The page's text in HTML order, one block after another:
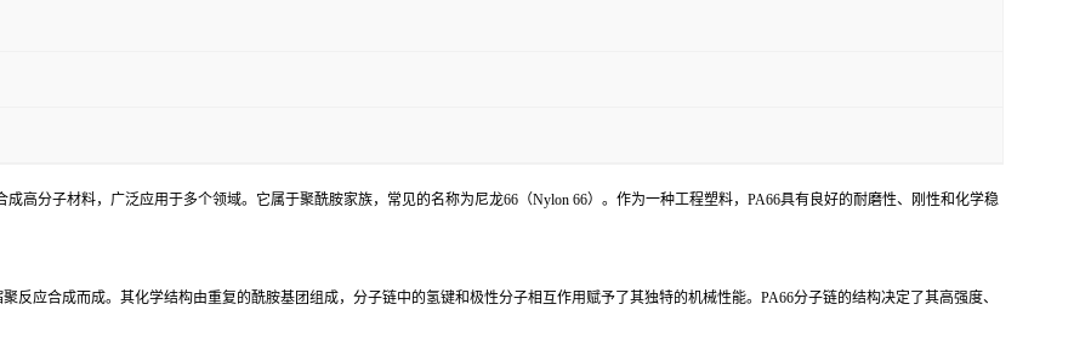
成高分子材料，广泛应用于多个领域。它属于聚酰胺家族，常见的名称为尼龙66（Nylon 66）。作为一种工程塑料，PA66具有良好的耐磨性、刚性和化学稳
聚反应合成而成。其化学结构由重复的酰胺基团组成，分子链中的氢键和极性分子相互作用赋予了其独特的机械性能。PA66分子链的结构决定了其高强度、